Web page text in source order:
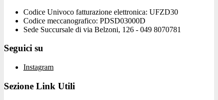
Codice Univoco fatturazione elettronica: UFZD30
Codice meccanografico: PDSD03000D
Sede Succursale di via Belzoni, 126 - 049 8070781
Seguici su
Instagram
Sezione Link Utili